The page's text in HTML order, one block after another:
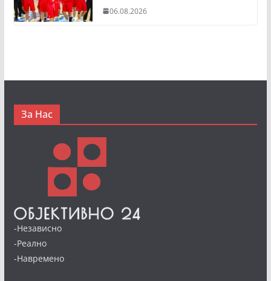
06.08.2026
За Нас
-Независно
-Реално
-Навремено